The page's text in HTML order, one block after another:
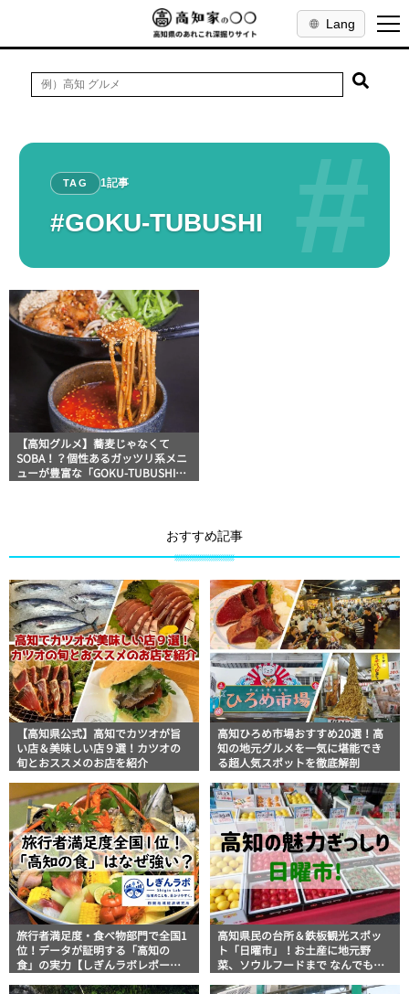
Lang
#
TAG 1記事
#GOKU-TUBUSHI
【高知グルメ】蕎麦じゃなくて
SOBA！？個性あるガッツリ系メニ
ューが豊富な「GOKU-TUBUSHI」
おすすめ記事
【高知県公式】高知でカツオが旨
い店＆美味しい店９選！カツオの
旬とおススメのお店を紹介
高知ひろめ市場おすすめ20選！高
知の地元グルメを一気に堪能でき
る超人気スポットを徹底解剖
旅行者満足度・食べ物部門で全国1
位！データが証明する「高知の
食」の実力【しぎんラボレポー
高知県民の台所＆鉄板観光スポッ
ト「日曜市」！お土産に地元野
菜、ソウルフードまで なんでもそ